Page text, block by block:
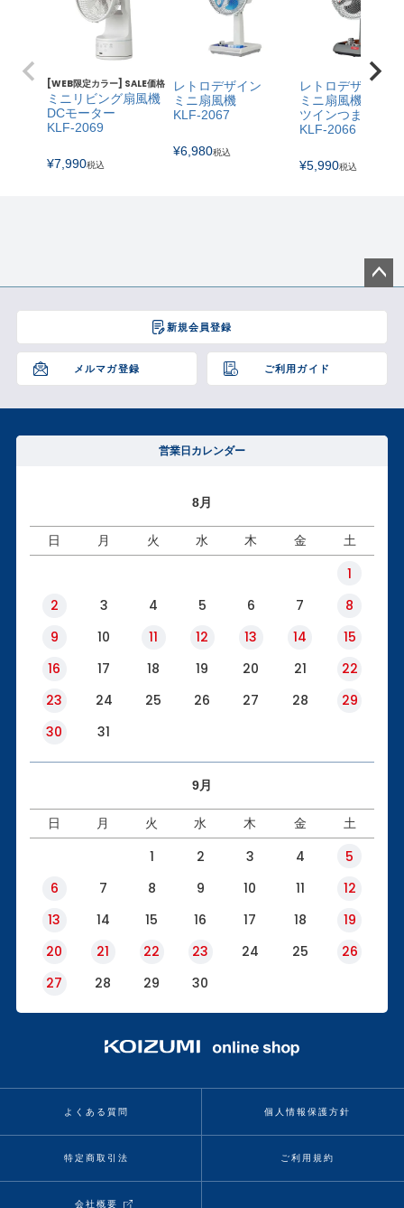
[WEB限定カラー] SALE価格
ミニリビング扇風機
DCモーター
KLF-2069
¥7,990税込
レトロデザイン
ミニ扇風機
KLF-2067
¥6,980税込
レトロデザイン
ミニ扇風機
ツインつまみ
KLF-2066
¥5,990税込
新規会員登録
メルマガ登録 ご利用ガイド
ジト
へ
営業日カレンダー
8月
日 月 火 水 木 金 土
1
2
3 4 5 6 7
8
9
10 11 12 13 14
15
16
17 18 19 20 21
22
23
24 25 26 27 28
29
30
31
9月
日 月 火 水 木 金 土
1 2 3 4
5
6
7 8 9 10 11
12
13
14 15 16 17 18
19
20
21 22 23 24 25
26
27
28 29 30
よくある質問 個人情報保護方針
特定商取引法 ご利用規約
会社概要